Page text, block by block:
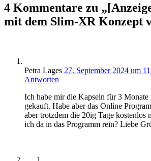
4 Kommentare zu
mit dem Slim-XR Konzept
Petra Lages 27. September 2024 um
Antworten
Ich habe mir die Kapseln für 3 Monate
gekauft. Habe aber das Online
aber trotzdem die 20ig Tage kostenlos
ich da in das Programm rein? Liebe